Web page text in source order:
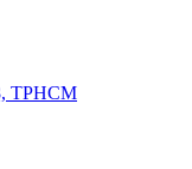
TPHCM